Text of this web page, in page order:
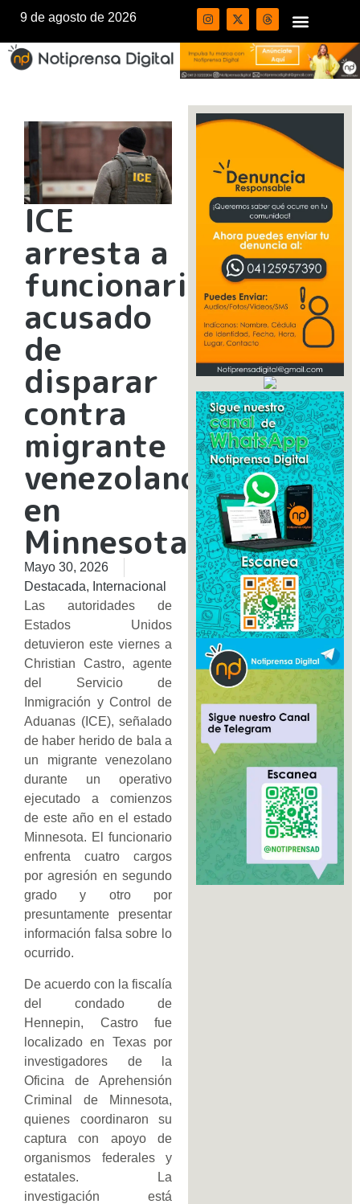
9 de agosto de 2026
ICE
arresta a
funcionario
acusado
de
disparar
contra
migrante
venezolano
en
Minnesota
Mayo 30, 2026
Destacada, Internacional
Las autoridades de
Estados Unidos
detuvieron este viernes a
Christian Castro, agente
del Servicio de
Inmigración y Control de
Aduanas (ICE), señalado
de haber herido de bala a
un migrante venezolano
durante un operativo
ejecutado a comienzos
de este año en el estado
Minnesota. El funcionario
enfrenta cuatro cargos
por agresión en segundo
grado y otro por
presuntamente presentar
información falsa sobre lo
ocurrido.
De acuerdo con la fiscalía
del condado de
Hennepin, Castro fue
localizado en Texas por
investigadores de la
Oficina de Aprehensión
Criminal de Minnesota,
quienes coordinaron su
captura con apoyo de
organismos federales y
estatales. La
investigación está